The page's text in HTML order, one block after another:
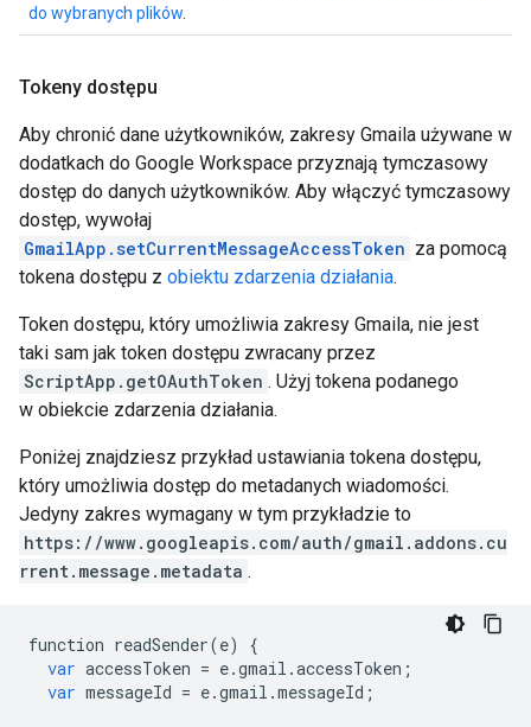
do wybranych plików
Tokeny dostępu
Aby chronić dane użytkowników, zakresy Gmaila używane w
dodatkach do Google Workspace przyznają tymczasowy
dostęp do danych użytkowników. Aby włączyć tymczasowy
dostęp, wywołaj
GmailApp.setCurrentMessageAccessToken za pomocą
tokena dostępu z obiektu zdarzenia działania.
Token dostępu, który umożliwia zakresy Gmaila, nie jest
taki sam jak token dostępu zwracany przez
ScriptApp.getOAuthToken . Użyj tokena podanego
w obiekcie zdarzenia działania.
Poniżej znajdziesz przykład ustawiania tokena dostępu,
który umożliwia dostęp do metadanych wiadomości.
Jedyny zakres wymagany w tym przykładzie to
https://www.googleapis.com/auth/gmail.addons.cu
rrent.message.metadata .
function readSender(e)
{
var accessToken = e.gmail .accessToken ;
var messageId = e.gmail .messageId ;